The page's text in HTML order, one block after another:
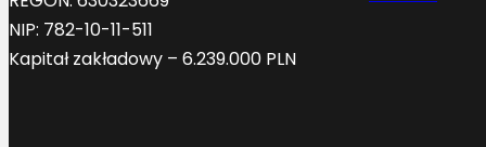
NIP: 782-10-11-511
Kapitał zakładowy – 6.239.000 PLN